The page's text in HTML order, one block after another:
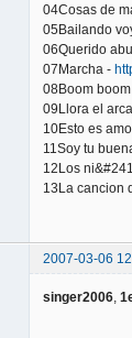
04Cosas de
05Bailando
06Querido
07Marcha -
08Boom
09Llora el
10Esto es
11Soy tu
12Los
13La cancion
2007-03-06
singer2006,